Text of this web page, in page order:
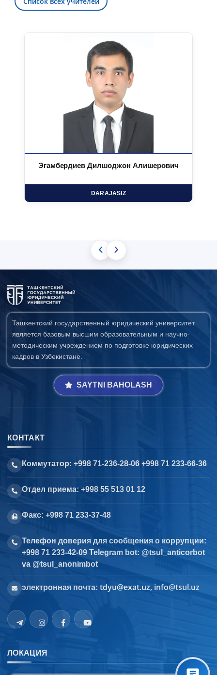
Эгамбердиев Дилшоджон Алишерович
DARAJASIZ
‹ ›
Ташкентский государственный юридический университет
является базовым высшим образовательным и научно-
методическим учреждением по подготовке юридических
кадров в Узбекистане.
SAYTNI BAHOLASH
КОНТАКТ
Коммутатор: +998 71-236-28-06 +998 71 233-66-36
Отдел приема: +998 55 513 01 12
Факс: +998 71 233-37-48
Телефон доверия для сообщения о коррупции:
+998 71 233-42-09 Telegram bot: @tsul_anticorbot
va @tsul_anonimbot
электронная почта: tdyu@exat.uz, info@tsul.uz
ЛОКАЦИЯ